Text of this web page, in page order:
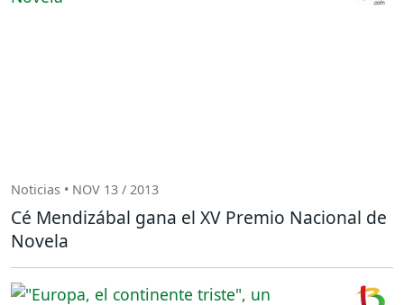
Noticias • NOV 13 / 2013
Cé Mendizábal gana el XV Premio Nacional de
Novela